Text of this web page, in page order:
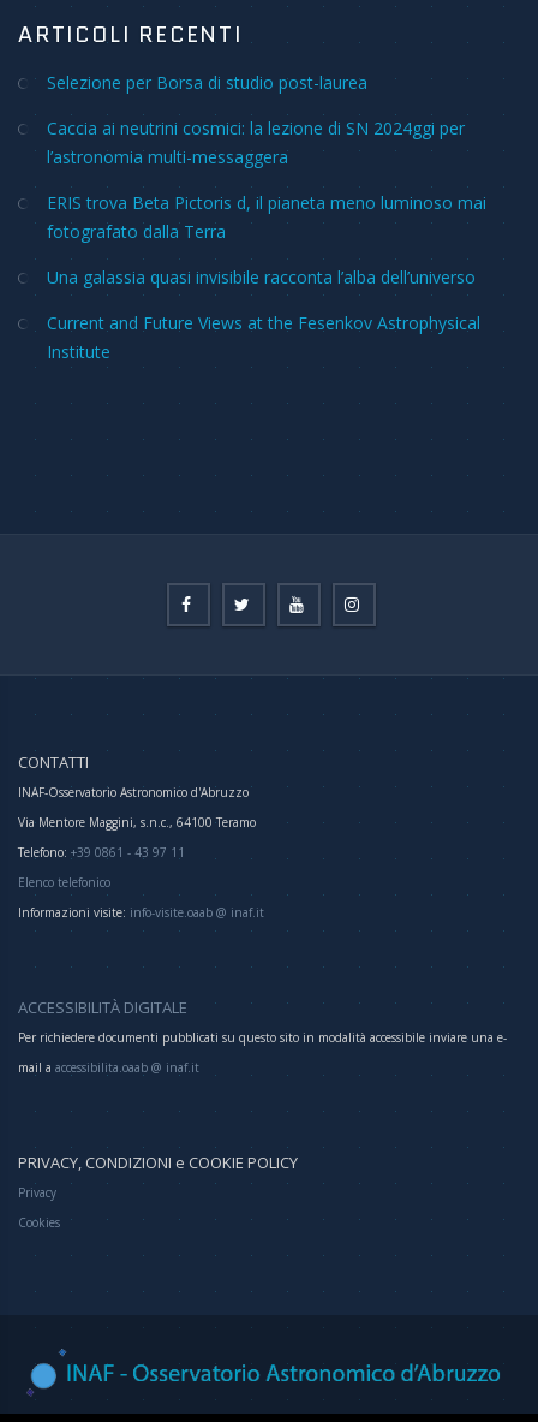
ARTICOLI RECENTI
Selezione per Borsa di studio post-laurea
Caccia ai neutrini cosmici: la lezione di SN 2024ggi per
l’astronomia multi-messaggera
ERIS trova Beta Pictoris d, il pianeta meno luminoso mai
fotografato dalla Terra
Una galassia quasi invisibile racconta l’alba dell’universo
Current and Future Views at the Fesenkov Astrophysical
Institute
CONTATTI
INAF-Osservatorio Astronomico d'Abruzzo
Via Mentore Maggini, s.n.c., 64100 Teramo
Telefono: +39 0861 - 43 97 11
Elenco telefonico
Informazioni visite: info-visite.oaab @ inaf.it
ACCESSIBILITÀ DIGITALE
Per richiedere documenti pubblicati su questo sito in modalità accessibile inviare una e-
mail a accessibilita.oaab @ inaf.it
PRIVACY, CONDIZIONI e COOKIE POLICY
Privacy
Cookies